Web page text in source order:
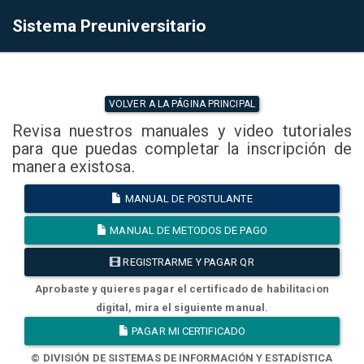
Sistema Preuniversitario
VOLVER A LA PÁGINA PRINCIPAL
Revisa nuestros manuales y video tutoriales
para que puedas completar la inscripción de
manera existosa.
MANUAL DE POSTULANTE
MANUAL DE METODOS DE PAGO
REGISTRARME Y PAGAR QR
Aprobaste y quieres pagar el certificado de habilitacion
digital, mira el siguiente manual.
PAGAR MI CERTIFICADO
© DIVISIÓN DE SISTEMAS DE INFORMACIÓN Y ESTADÍSTICA